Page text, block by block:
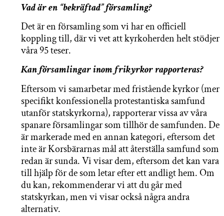
Vad är en “bekräftad” församling?
Det är en församling som vi har en officiell
koppling till, där vi vet att kyrkoherden helt stödjer
våra 95 teser.
Kan församlingar inom frikyrkor rapporteras?
Eftersom vi samarbetar med fristående kyrkor (mer
specifikt konfessionella protestantiska samfund
utanför statskyrkorna), rapporterar vissa av våra
spanare församlingar som tillhör de samfunden. De
är markerade med en annan kategori, eftersom det
inte är Korsbärarnas mål att återställa samfund som
redan är sunda. Vi visar dem, eftersom det kan vara
till hjälp för de som letar efter ett andligt hem. Om
du kan, rekommenderar vi att du går med
statskyrkan, men vi visar också några andra
alternativ.